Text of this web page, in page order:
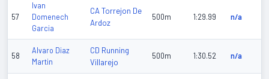
57
Ivan
Domenech
Garcia
CA Torrejon De
Ardoz
500m 1:29.99 n/a
58
Alvaro Diaz
Martin
CD Running
Villarejo
500m 1:30.52 n/a